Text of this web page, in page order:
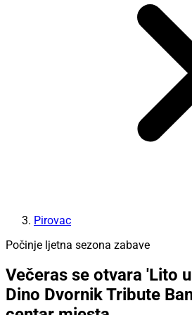
Pirovac
Počinje ljetna sezona zabave
Večeras se otvara 'Lito
Dino Dvornik Tribute